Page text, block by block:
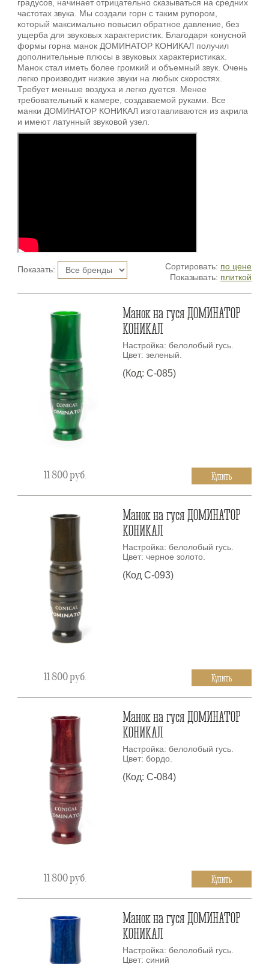
градусов, начинает отрицательно сказываться на средних
частотах звука. Мы создали горн с таким рупором,
который максимально повысил обратное давление, без
ущерба для звуковых характеристик. Благодаря конусной
формы горна манок ДОМИНАТОР КОНИКАЛ получил
дополнительные плюсы в звуковых характеристиках.
Манок стал иметь более громкий и объемный звук. Очень
легко производит низкие звуки на любых скоростях.
Требует меньше воздуха и легко дуется. Менее
требовательный к камере, создаваемой руками. Все
манки ДОМИНАТОР КОНИКАЛ изготавливаются из акрила
и имеют латунный звуковой узел.
Показать: Сортировать: по цене
Показывать: плиткой
Манок на гуся ДОМИНАТОР
КОНИКАЛ
Настройка: белолобый гусь.
Цвет: зеленый.
(Код: С-085)
11 800руб. Купить
Манок на гуся ДОМИНАТОР
КОНИКАЛ
Настройка: белолобый гусь.
Цвет: черное золото.
(Код С-093)
11 800руб. Купить
Манок на гуся ДОМИНАТОР
КОНИКАЛ
Настройка: белолобый гусь.
Цвет: бордо.
(Код: C-084)
11 800руб. Купить
Манок на гуся ДОМИНАТОР
КОНИКАЛ
Настройка: белолобый гусь.
Цвет: синий